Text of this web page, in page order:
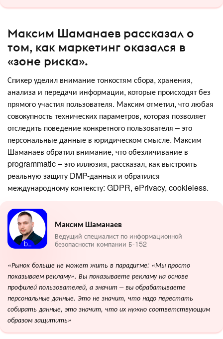
Максим Шаманаев рассказал о
том, как маркетинг оказался в
«зоне риска».
Спикер уделил внимание тонкостям сбора, хранения,
анализа и передачи информации, которые происходят без
прямого участия пользователя. Максим отметил, что любая
совокупность технических параметров, которая позволяет
отследить поведение конкретного пользователя – это
персональные данные в юридическом смысле. Максим
Шаманаев обратил внимание, что обезличивание в
programmatic – это иллюзия, рассказал, как выстроить
реальную защиту DMP-данных и обратился
международному контексту: GDPR, ePrivacy, cookieless.
Максим Шаманаев
Ведущий специалист по информационной
безопасности компании Б-152
«Рынок больше не может жить в парадигме: «Мы просто
показываем рекламу». Вы показываете рекламу на основе
профилей пользователей, а значит – вы обрабатываете
персональные данные. Это не значит, что надо перестать
собирать данные, это значит, что их нужно соответствующим
образом защитить»